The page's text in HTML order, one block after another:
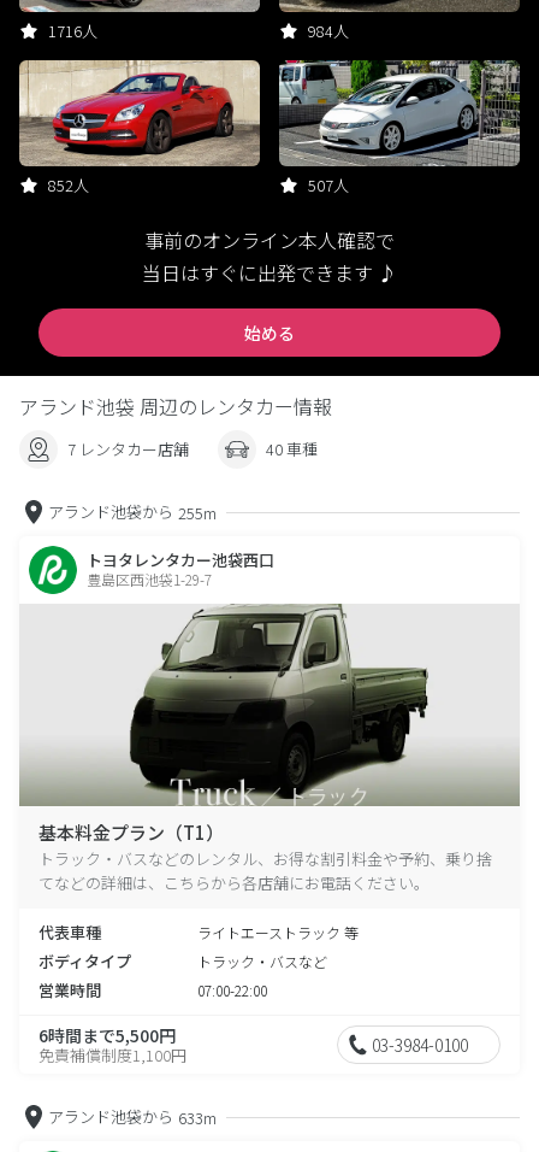
1716人 984人
852人 507人
事前のオンライン本人確認で
当日はすぐに出発できます ♪
始める
アランド池袋 周辺のレンタカー情報
7 レンタカー店舗 40 車種
アランド池袋から 255m
トヨタレンタカー池袋西口
豊島区西池袋1-29-7
基本料金プラン（T1）
トラック・バスなどのレンタル、お得な割引料金や予約、乗り捨
てなどの詳細は、こちらから各店舗にお電話ください。
代表車種 ライトエーストラック 等
ボディタイプ トラック・バスなど
営業時間 07:00-22:00
6時間まで5,500円
免責補償制度1,100円 03-3984-0100
アランド池袋から 633m